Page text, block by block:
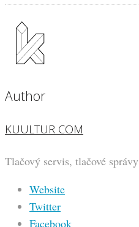
Author
KUULTUR COM
Tlačový servis, tlačové správy
Website
Twitter
Facebook